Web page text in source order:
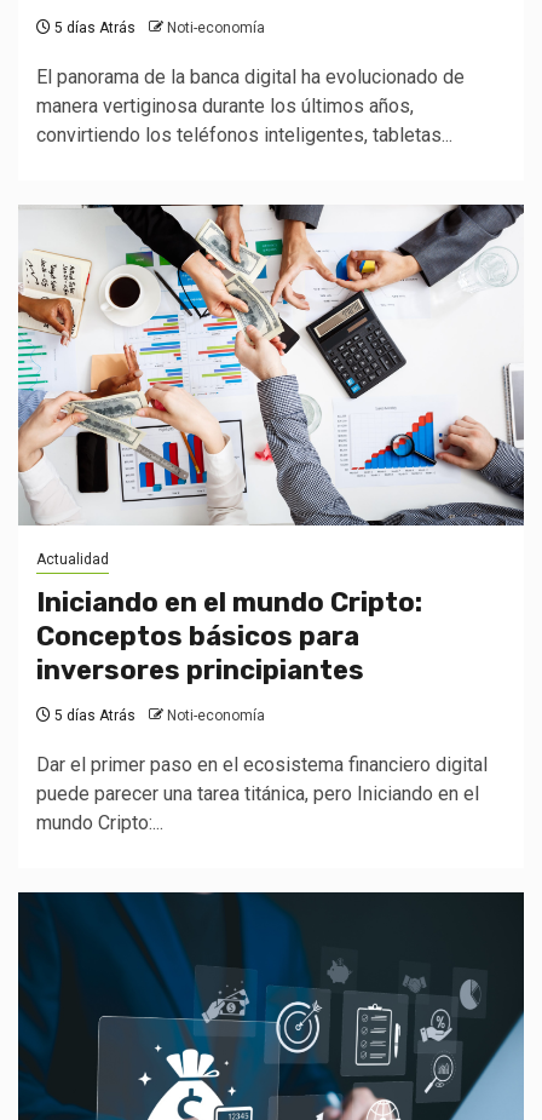
5 días Atrás Noti-economía
El panorama de la banca digital ha evolucionado de
manera vertiginosa durante los últimos años,
convirtiendo los teléfonos inteligentes, tabletas...
Actualidad
Iniciando en el mundo Cripto:
Conceptos básicos para
inversores principiantes
5 días Atrás Noti-economía
Dar el primer paso en el ecosistema financiero digital
puede parecer una tarea titánica, pero Iniciando en el
mundo Cripto:...